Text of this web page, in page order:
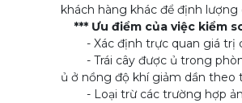
khách hàng khác để định
*** Ưu điểm của việc kiểm
- Xác định trực quan giá trị
- Trái cây được ủ trong
ủ ở nồng độ khí giảm dần theo
- Loại trừ các trường hợp ảnh